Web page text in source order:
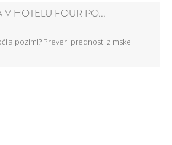
V HOTELU FOUR PO...
pozimi? Preveri prednosti zimske